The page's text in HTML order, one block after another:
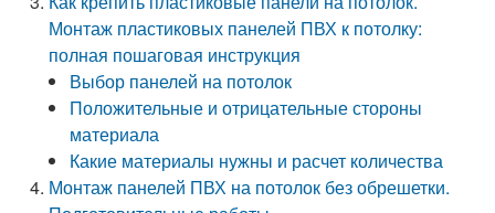
Монтаж пластиковых панелей ПВХ к потолку:
полная пошаговая инструкция
Выбор панелей на потолок
Положительные и отрицательные стороны
материала
Какие материалы нужны и расчет количества
Монтаж панелей ПВХ на потолок без обрешетки.